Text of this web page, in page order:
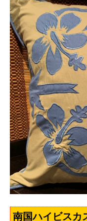
南国ハイビスカ